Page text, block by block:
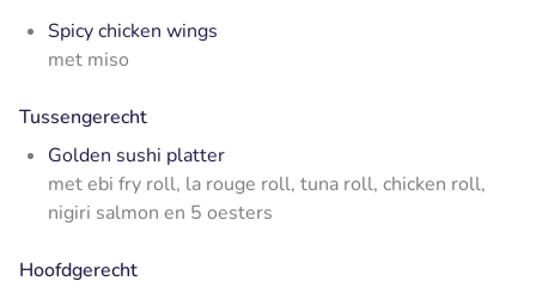
Spicy chicken wings
met miso
Tussengerecht
Golden sushi platter
met ebi fry roll, la rouge roll, tuna roll, chicken roll,
nigiri salmon en 5 oesters
Hoofdgerecht